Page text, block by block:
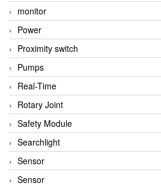
monitor
Power
Proximity switch
Pumps
Real-Time
Rotary Joint
Safety Module
Searchlight
Sensor
Sensor